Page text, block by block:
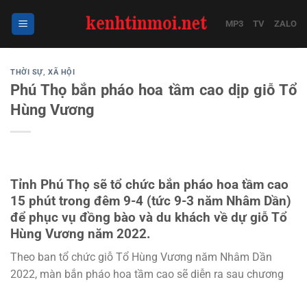
MP3 TV ZALO
THỜI SỰ,XÃ HỘI
Phú Thọ bắn pháo hoa tầm cao dịp giỗ Tổ
Hùng Vương
Tỉnh Phú Thọ sẽ tổ chức bắn pháo hoa tầm cao
15 phút trong đêm 9-4 (tức 9-3 năm Nhâm Dần)
để phục vụ đồng bào và du khách về dự giỗ Tổ
Hùng Vương năm 2022.
Theo ban tổ chức giỗ Tổ Hùng Vương năm Nhâm Dần
2022, màn bắn pháo hoa tầm cao sẽ diễn ra sau chương